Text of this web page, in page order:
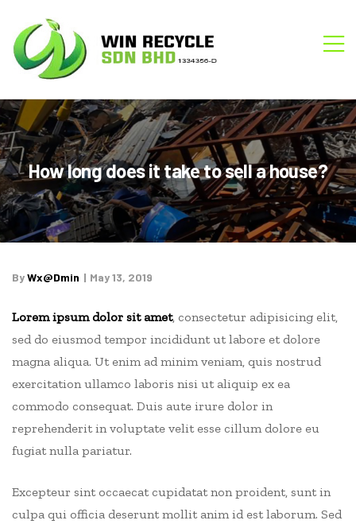
How long does it take to sell a house?
ByWx@dmin May 13, 2019
Lorem ipsum dolor sit amet, consectetur adipisicing elit,
sed do eiusmod tempor incididunt ut labore et dolore
magna aliqua. Ut enim ad minim veniam, quis nostrud
exercitation ullamco laboris nisi ut aliquip ex ea
commodo consequat. Duis aute irure dolor in
reprehenderit in voluptate velit esse cillum dolore eu
fugiat nulla pariatur.
Excepteur sint occaecat cupidatat non proident, sunt in
culpa qui officia deserunt mollit anim id est laborum. Sed